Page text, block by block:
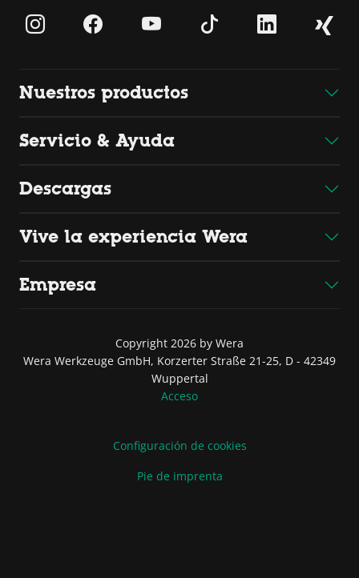
Nuestros productos
Servicio & Ayuda
Descargas
Vive la experiencia Wera
Empresa
Copyright 2026 by Wera
Wera Werkzeuge GmbH, Korzerter Straße 21-25, D - 42349
Wuppertal
Acceso
Configuración de cookies
Pie de imprenta